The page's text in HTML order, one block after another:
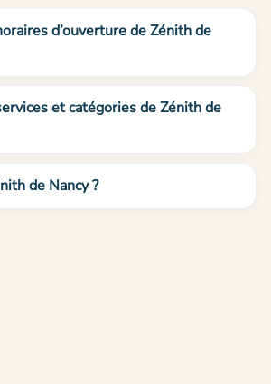
d’ouverture de Zénith de
et catégories de Zénith de
de Nancy ?